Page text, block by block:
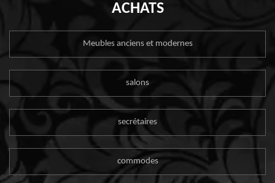
ACHATS
Meubles anciens et modernes
salons
secrétaires
commodes